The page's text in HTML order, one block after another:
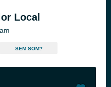
Local
SEM SOM?